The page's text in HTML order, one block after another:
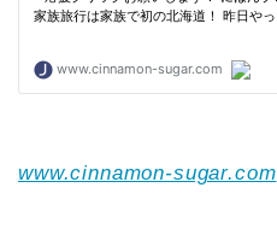
www.cinnamon-sugar.com